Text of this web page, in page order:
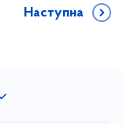
Наступна